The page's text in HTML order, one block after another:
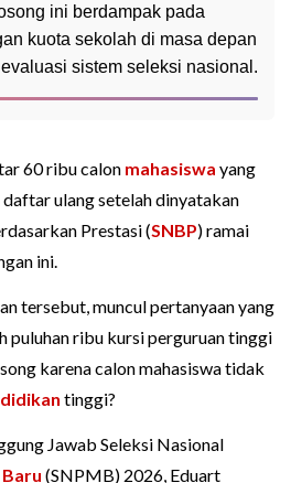
ini berdampak pada
kuota sekolah di masa depan
sistem seleksi nasional.
60 ribu calon mahasiswa yang
ulang setelah dinyatakan
Prestasi (SNBP) ramai
ini.
tersebut, muncul pertanyaan yang
puluhan ribu kursi perguruan tinggi
karena calon mahasiswa tidak
tinggi?
Jawab Seleksi Nasional
(SNPMB) 2026, Eduart